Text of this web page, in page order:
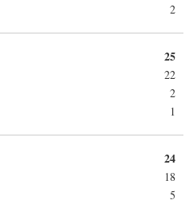
2
25
22
2
1
24
18
5